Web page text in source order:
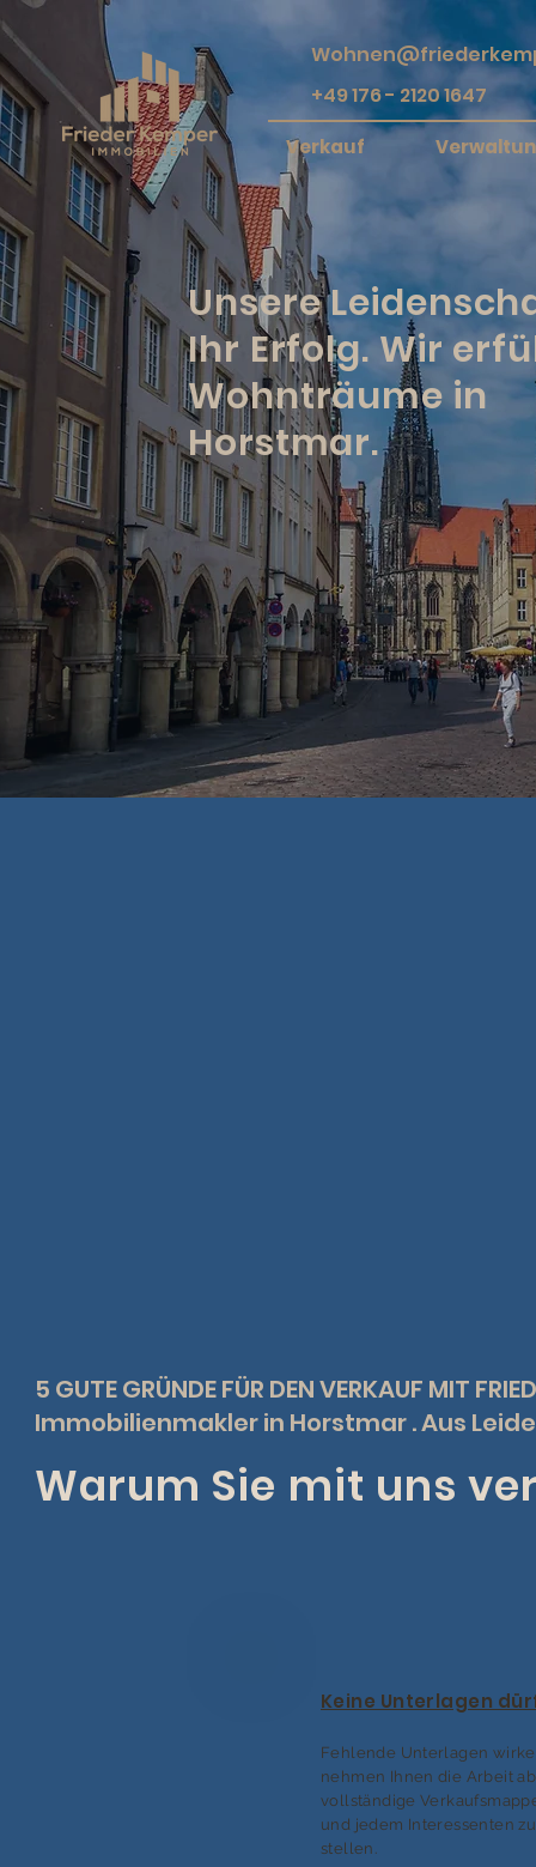
+49 176 - 2120 1647
Verkauf
Unsere
Ihr Erfolg. Wir
Wohnträume in
Horstmar.
5 GUTE GRÜNDE FÜR DEN VERKAUF MIT
Immobilienmakler in Horstmar . Aus
Warum Sie mit uns
Keine Unterlagen
Fehlende Unterlagen
nehmen Ihnen die Arbeit
vollständige
und jedem Interessenten
stellen.